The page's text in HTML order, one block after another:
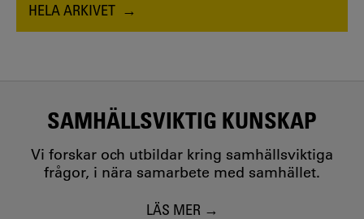
HELA ARKIVET
SAMHÄLLSVIKTIG KUNSKAP
Vi forskar och utbildar kring samhällsviktiga
frågor, i nära samarbete med samhället.
LÄS MER